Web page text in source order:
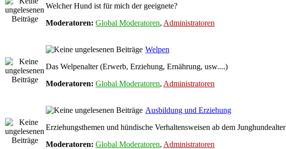
Welcher Hund ist für mich der geeignete?
Moderatoren: Global Moderatoren, Administratoren
Welpen
Das Welpenalter (Erwerb, Erziehung, Ernährung, usw....)
Moderatoren: Global Moderatoren, Administratoren
Ausbildung und Erziehung
Erziehungsthemen und hündische Verhaltensweisen ab dem Junghundealter
Moderatoren: Global Moderatoren, Administratoren